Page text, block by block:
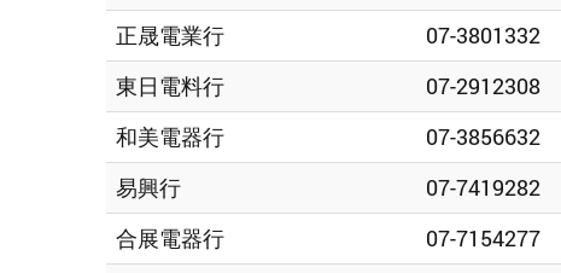
正晟電業行
07-3801332
東日電料行
07-2912308
和美電器行
07-3856632
易興行
07-7419282
合展電器行
07-7154277